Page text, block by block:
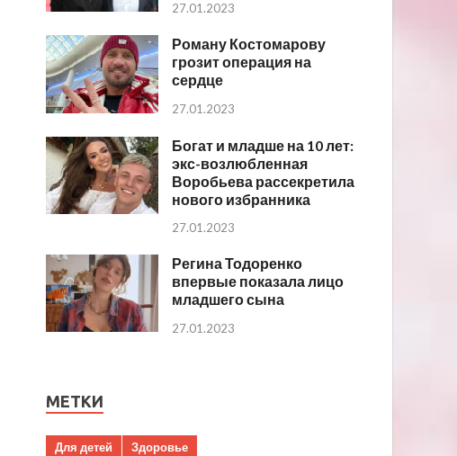
27.01.2023
Роману Костомарову
грозит операция на
сердце
27.01.2023
Богат и младше на 10 лет:
экс-возлюбленная
Воробьева рассекретила
нового избранника
27.01.2023
Регина Тодоренко
впервые показала лицо
младшего сына
27.01.2023
МЕТКИ
Для детей
Здоровье